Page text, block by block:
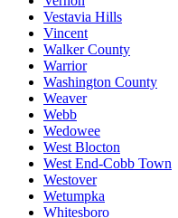
Vestavia Hills
Vincent
Walker County
Warrior
Washington County
Weaver
Webb
Wedowee
West Blocton
West End-Cobb Town
Westover
Wetumpka
Whitesboro